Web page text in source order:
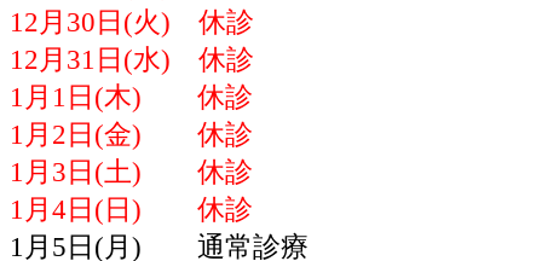
12月30日(火) 休診
12月31日(水) 休診
1月1日(木) 休診
1月2日(金) 休診
1月3日(土) 休診
1月4日(日) 休診
1月5日(月) 通常診療